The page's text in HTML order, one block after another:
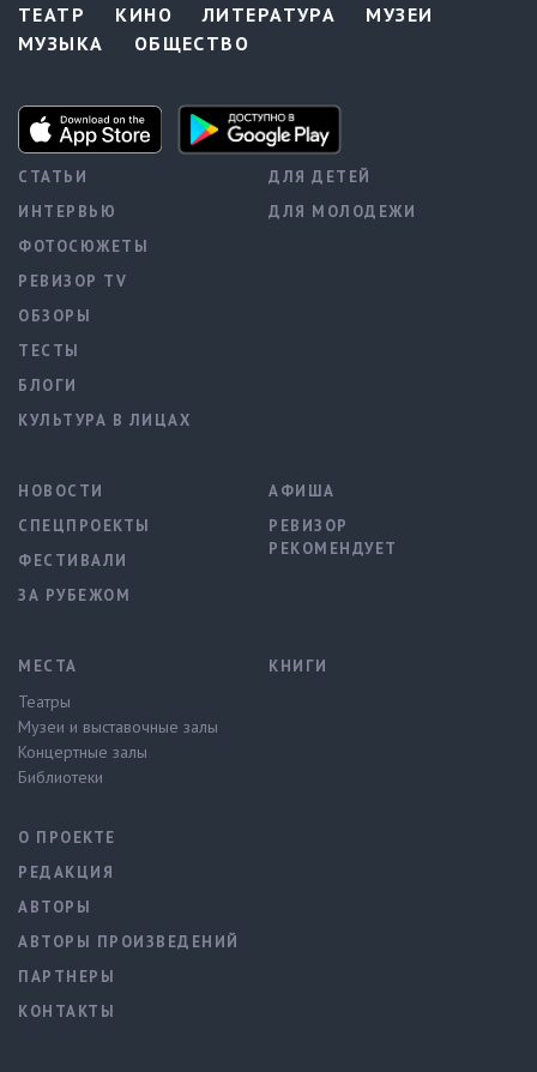
ТЕАТР КИНО ЛИТЕРАТУРА
МУЗЕИ
МУЗЫКА
ОБЩЕСТВО
СТАТЬИ
ИНТЕРВЬЮ
ФОТОСЮЖЕТЫ
РЕВИЗОР TV
ОБЗОРЫ
ТЕСТЫ
БЛОГИ
КУЛЬТУРА В ЛИЦАХ
ДЛЯ ДЕТЕЙ
ДЛЯ МОЛОДЕЖИ
НОВОСТИ
СПЕЦПРОЕКТЫ
ФЕСТИВАЛИ
ЗА РУБЕЖОМ
АФИША
РЕВИЗОР
РЕКОМЕНДУЕТ
МЕСТА
Театры
Музеи и выставочные залы
Концертные залы
Библиотеки
КНИГИ
О ПРОЕКТЕ
РЕДАКЦИЯ
АВТОРЫ
АВТОРЫ ПРОИЗВЕДЕНИЙ
ПАРТНЕРЫ
КОНТАКТЫ